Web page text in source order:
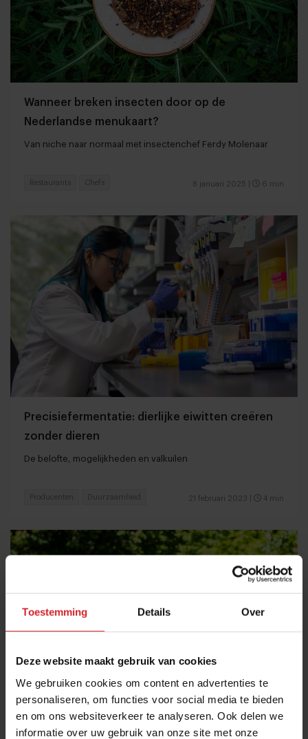
Toestemming Details Over
Deze website maakt gebruik van cookies
We gebruiken cookies om content en advertenties te
personaliseren, om functies voor social media te bieden
en om ons websiteverkeer te analyseren. Ook delen we
informatie over uw gebruik van onze site met onze
Wanneer breken insecten door op de
Nederlandse menukaart?
Van niche naar normaal met insectenchef Ferdy Molenaar
8 januari 2025 6 min
Restaurants Chefs
Precisiefermentatie: dierlijke eiwitten creëren
zonder dieren
De belofte, mogelijkheden en valkuilen
21 februari 2023 4 min
Producenten Duurzaamheid
Boerschappen verbindt consument met de